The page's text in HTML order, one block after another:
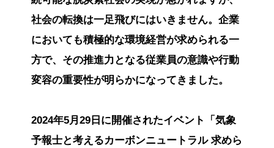
社会の転換は一足飛びにはいきません。企業
においても積極的な環境経営が求められる一
方で、その推進力となる従業員の意識や行動
変容の重要性が明らかになってきました。
2024年5月29日に開催されたイベント「気象
予報士と考えるカーボンニュートラル 求めら